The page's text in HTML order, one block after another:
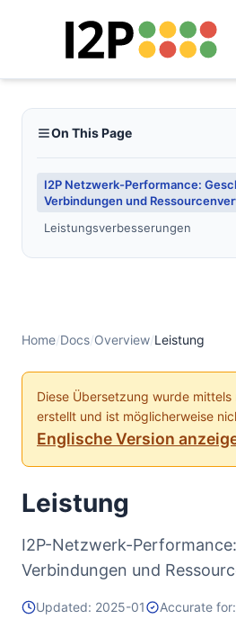
On This Page
I2P Netzwerk-Performance:
Verbindungen und
Leistungsverbesserungen
Home/Docs/Overview/Leistung
Diese Übersetzung wurde mittels
erstellt und ist möglicherweise
Englische Version
Leistung
I2P-Netzwerk-
Verbindungen und
Updated: 2025-01 Accurate